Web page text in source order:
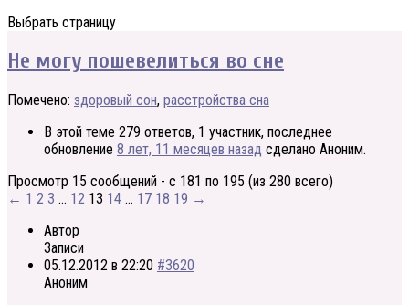
Выбрать страницу
Не могу пошевелиться во сне
Помечено: здоровый сон, расстройства сна
В этой теме 279 ответов, 1 участник, последнее
обновление 8 лет, 11 месяцев назад сделано Аноним.
Просмотр 15 сообщений - с 181 по 195 (из 280 всего)
← 1 2 3 … 12 13 14 … 17 18 19 →
Автор
Записи
05.12.2012 в 22:20 #3620
Аноним